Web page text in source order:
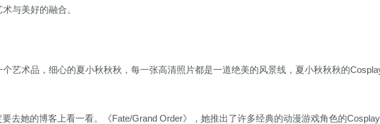
与美好的融合。
艺术品，细心的夏小秋秋秋，每一张高清照片都是一道绝美的风景线，夏小秋秋秋的
去她的博客上看一看。《Fate/Grand Order》，她推出了许多经典的动漫游戏角色的